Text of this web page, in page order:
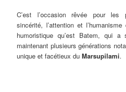
C’est l’occasion rêvée pour les
sincérité, l’attention et
humoristique qu’est Batem, qui
maintenant plusieurs générations
unique et facétieux duMarsupilami.